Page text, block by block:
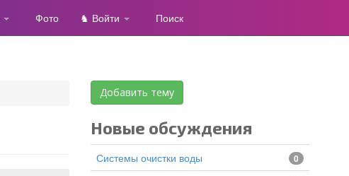
Фото ♞ Войти Поиск
Добавить тему
Новые обсуждения
Системы очистки воды 0